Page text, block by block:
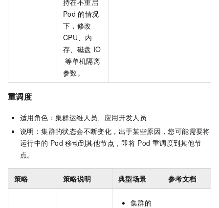
Pod 的情况
下，修改
CPU、内
存、磁盘 IO
等单机隔离
参数。
重调度
适用角色：集群运维人员、应用开发人员
说明：集群的状态会不断变化，出于某些原因，您可能需要将
运行中的 Pod 移动到其他节点，即将 Pod 重调度到其他节
点。
策略 策略说明 典型场景 参考文档
集群的